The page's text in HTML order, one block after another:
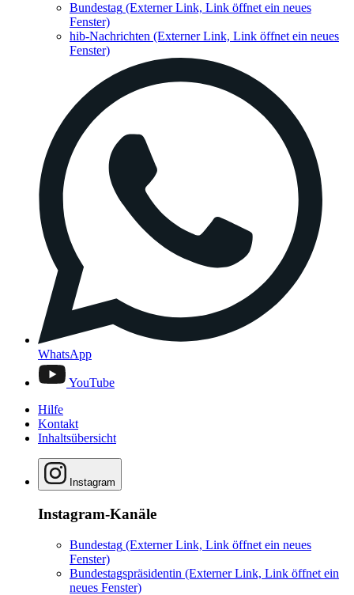
Bundestag (Externer Link, Link öffnet ein neues
Fenster)
hib-Nachrichten (Externer Link, Link öffnet ein neues
Fenster)
WhatsApp
YouTube
Hilfe
Kontakt
Inhaltsübersicht
Instagram
Instagram-Kanäle
Bundestag (Externer Link, Link öffnet ein neues
Fenster)
Bundestagspräsidentin (Externer Link, Link öffnet ein
neues Fenster)